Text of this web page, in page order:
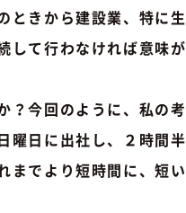
ときから建設業、特に生
して行わなければ意味が
今回のように、私の考
曜日に出社し、２時間半
までより短時間に、短い